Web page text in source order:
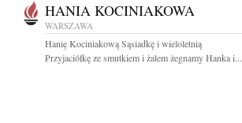
HANIA KOCINIAKOWA
WARSZAWA
Hanię Kociniakową Sąsiadkę i wieloletnią
Przyjaciółkę ze smutkiem i żalem żegnamy Hanka i...